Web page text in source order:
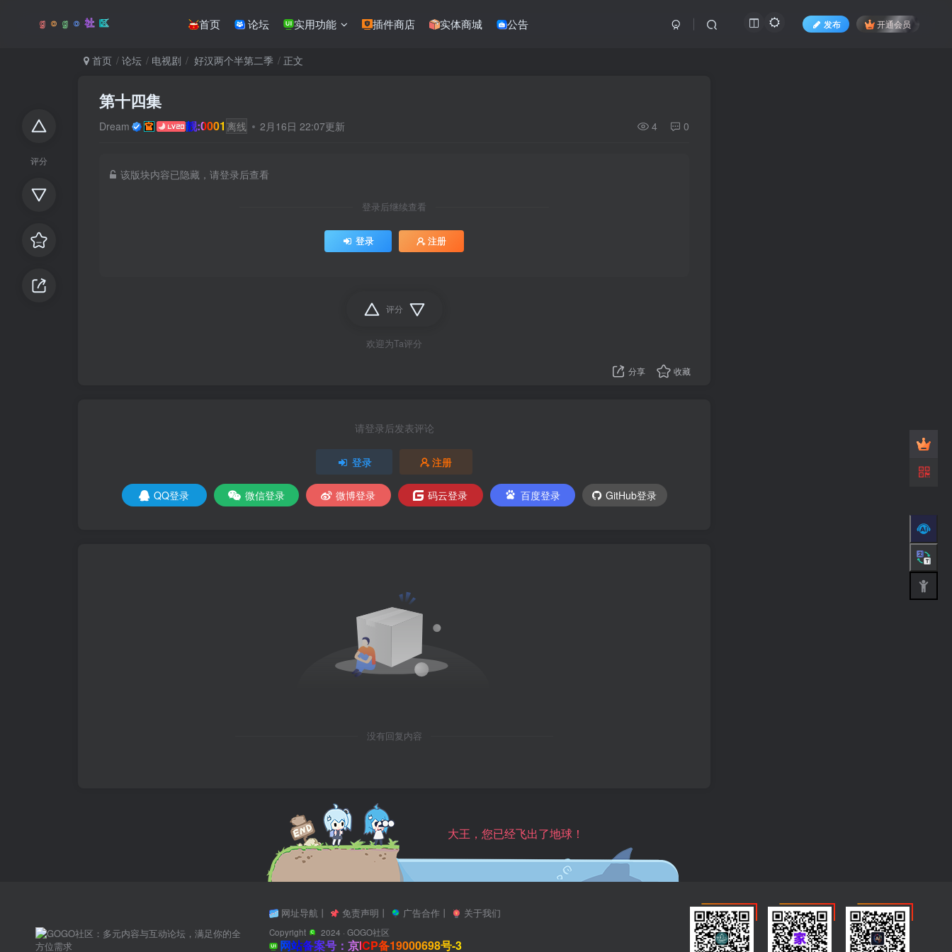
首页 论坛 实用功能 插件商店 实体商城 公告 发布 开通会员
评分
首页 论坛 电视剧 好汉两个半第二季 正文
第十四集
Dream 靓:0001 离线 2月16日 22:07更新 4 0
该版块内容已隐藏，请登录后查看
登录后继续查看
登录 注册
评分
欢迎为Ta评分
分享 收藏
请登录后发表评论
登录 注册
QQ登录 微信登录 微博登录 码云登录 百度登录 GitHub登录
没有回复内容
大王，您已经飞出了地球！
网址导航 丨 免责声明 丨 广告合作 丨 关于我们
Copyright 2024 · GOGO社区
网站备案号：京ICP备19000698号-3